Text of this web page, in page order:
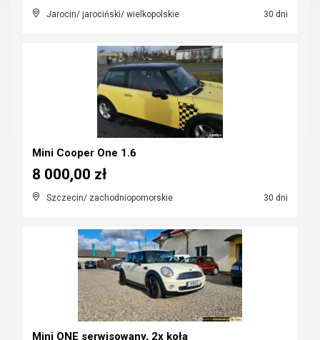
Jarocin/ jarociński/ wielkopolskie 30 dni
Mini Cooper One 1.6
Szczecin/ zachodniopomorskie 30 dni
8 000,00 zł
Mini ONE serwisowany, 2x koła